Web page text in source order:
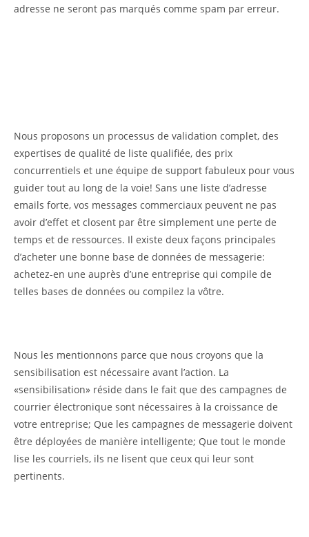
adresse ne seront pas marqués comme spam par erreur.
Nous proposons un processus de validation complet, des
expertises de qualité de liste qualifiée, des prix
concurrentiels et une équipe de support fabuleux pour vous
guider tout au long de la voie! Sans une liste d’adresse
emails forte, vos messages commerciaux peuvent ne pas
avoir d’effet et closent par être simplement une perte de
temps et de ressources. Il existe deux façons principales
d’acheter une bonne base de données de messagerie:
achetez-en une auprès d’une entreprise qui compile de
telles bases de données ou compilez la vôtre.
Nous les mentionnons parce que nous croyons que la
sensibilisation est nécessaire avant l’action. La
«sensibilisation» réside dans le fait que des campagnes de
courrier électronique sont nécessaires à la croissance de
votre entreprise; Que les campagnes de messagerie doivent
être déployées de manière intelligente; Que tout le monde
lise les courriels, ils ne lisent que ceux qui leur sont
pertinents.